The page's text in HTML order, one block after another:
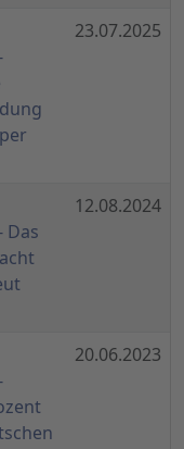
23.07.2025
- Das
12.08.2024
20.06.2023